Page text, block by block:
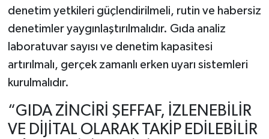
denetim yetkileri güçlendirilmeli, rutin ve habersiz
denetimler yaygınlaştırılmalıdır. Gıda analiz
laboratuvar sayısı ve denetim kapasitesi
artırılmalı, gerçek zamanlı erken uyarı sistemleri
kurulmalıdır.
“GIDA ZİNCİRİ ŞEFFAF, İZLENEBİLİR
VE DİJİTAL OLARAK TAKİP EDİLEBİLİR